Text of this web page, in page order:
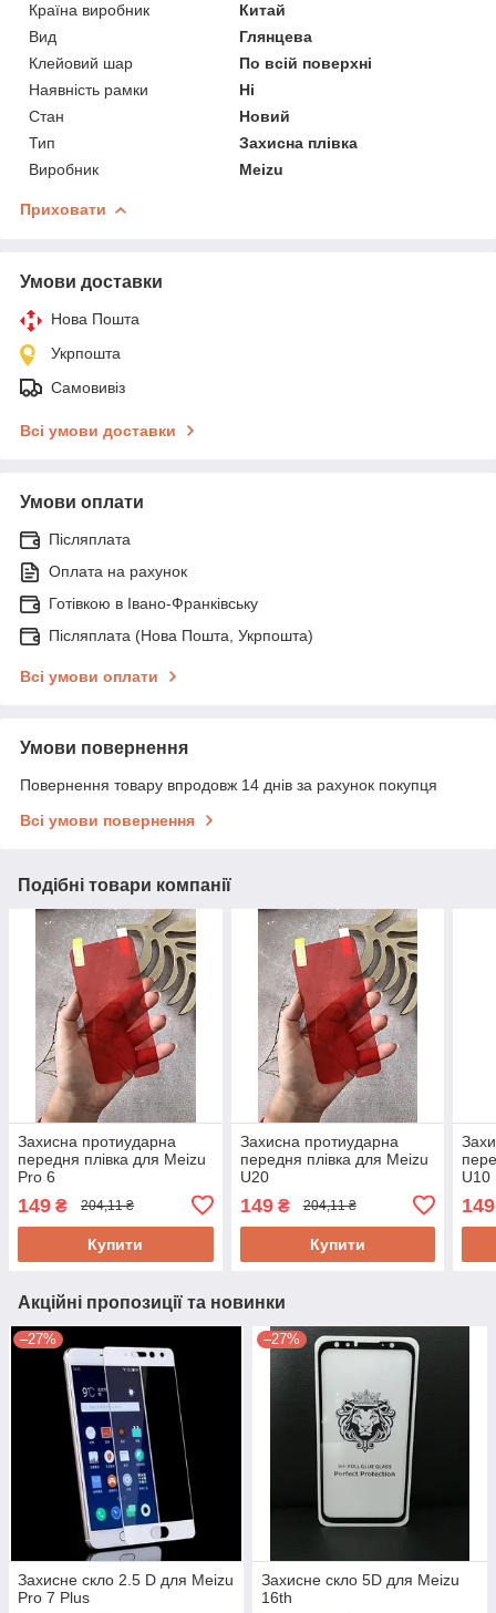
Країна виробник
Китай
Вид
Глянцева
Клейовий шар
По всій поверхні
Наявність рамки
Ні
Стан
Новий
Тип
Захисна плівка
Виробник
Meizu
Приховати
Умови доставки
Нова Пошта
Укрпошта
Самовивіз
Всі умови доставки
Умови оплати
Післяплата
Оплата на рахунок
Готівкою в Івано-Франківську
Післяплата (Нова Пошта, Укрпошта)
Всі умови оплати
Умови повернення
Повернення товару впродовж 14 днів за рахунок покупця
Всі умови повернення
Подібні товари компанії
Захисна протиударна
передня плівка для Meizu
Pro 6
149 ₴ 204,11 ₴
Купити
Захисна протиударна
передня плівка для Meizu
U20
149₴ 204,11 ₴
Купити
U10
149
Акційні пропозиції та новинки
–27%
Захисне скло 2.5 D для Meizu
Pro 7 Plus
–27%
Захисне скло 5D для Meizu
16th